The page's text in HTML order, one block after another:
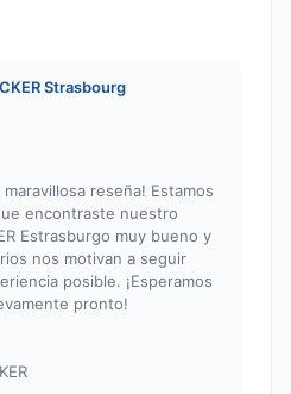
Strasbourg
reseña! Estamos
encontraste nuestro
Estrasburgo muy bueno y
nos motivan a seguir
posible. ¡Esperamos
pronto!